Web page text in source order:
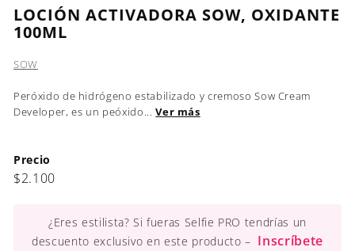
LOCIÓN ACTIVADORA SOW, OXIDANTE
100ML
SOW
Peróxido de hidrógeno estabilizado y cremoso Sow Cream
Developer, es un peóxido... Ver más
Precio
Precio
$2.100$2.100
¿Eres estilista? Si fueras Selfie PRO tendrías un
descuento exclusivo en este producto – Inscríbete